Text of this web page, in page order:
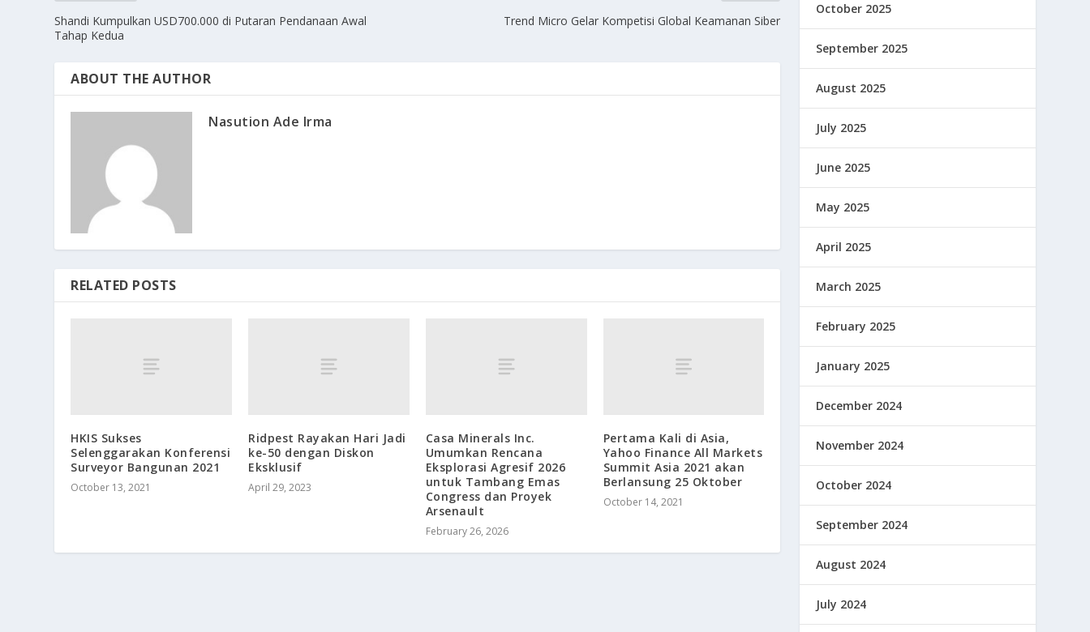
Shandi Kumpulkan USD700.000 di Putaran Pendanaan Awal
Tahap Kedua
Trend Micro Gelar Kompetisi Global Keamanan Siber
ABOUT THE AUTHOR
Nasution Ade Irma
RELATED POSTS
HKIS Sukses
Selenggarakan Konferensi
Surveyor Bangunan 2021
October 13, 2021
Ridpest Rayakan Hari Jadi
ke-50 dengan Diskon
Eksklusif
April 29, 2023
Casa Minerals Inc.
Umumkan Rencana
Eksplorasi Agresif 2026
untuk Tambang Emas
Congress dan Proyek
Arsenault
February 26, 2026
Pertama Kali di Asia,
Yahoo Finance All Markets
Summit Asia 2021 akan
Berlansung 25 Oktober
October 14, 2021
October 2025
September 2025
August 2025
July 2025
June 2025
May 2025
April 2025
March 2025
February 2025
January 2025
December 2024
November 2024
October 2024
September 2024
August 2024
July 2024